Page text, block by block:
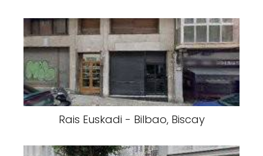
Rais Euskadi - Bilbao, Biscay